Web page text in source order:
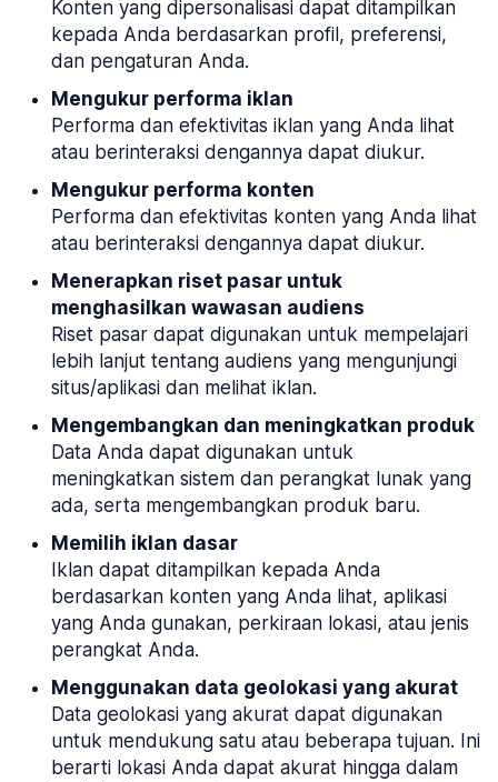
Konten yang dipersonalisasi dapat ditampilkan
kepada Anda berdasarkan profil, preferensi,
dan pengaturan Anda.
Mengukur performa iklan
Performa dan efektivitas iklan yang Anda lihat
atau berinteraksi dengannya dapat diukur.
Mengukur performa konten
Performa dan efektivitas konten yang Anda lihat
atau berinteraksi dengannya dapat diukur.
Menerapkan riset pasar untuk
menghasilkan wawasan audiens
Riset pasar dapat digunakan untuk mempelajari
lebih lanjut tentang audiens yang mengunjungi
situs/aplikasi dan melihat iklan.
Mengembangkan dan meningkatkan produk
Data Anda dapat digunakan untuk
meningkatkan sistem dan perangkat lunak yang
ada, serta mengembangkan produk baru.
Memilih iklan dasar
Iklan dapat ditampilkan kepada Anda
berdasarkan konten yang Anda lihat, aplikasi
yang Anda gunakan, perkiraan lokasi, atau jenis
perangkat Anda.
Menggunakan data geolokasi yang akurat
Data geolokasi yang akurat dapat digunakan
untuk mendukung satu atau beberapa tujuan. Ini
berarti lokasi Anda dapat akurat hingga dalam